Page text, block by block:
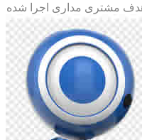
مشتری مداری اجرا شده